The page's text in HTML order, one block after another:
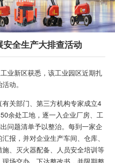
全生产大排查活动
业新区获悉，该工业园区近期扎
动。
关部门、第三方机构专家成立4
余处工地，逐一入企业厂房、工
问题清单予以整治。每到一家企
报，并对企业生产车间、仓库、
、灭火器配备、人员安全培训等
场交办、下达整改书，并限期整